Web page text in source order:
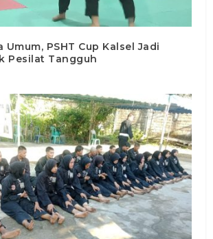
PSHT Cup Kalsel Jadi
Pesilat Tangguh